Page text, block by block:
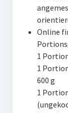
Online
1
1
600 g
1